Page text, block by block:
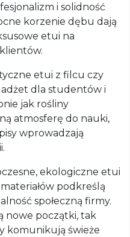
i solidność
korzenie dębu dają
etui na
etui z filcu czy
dla studentów i
jak rośliny
atmosferę do nauki,
wprowadzają
ekologiczne etui
podkreślą
społeczną firmy.
nowe początki, tak
komunikują świeże